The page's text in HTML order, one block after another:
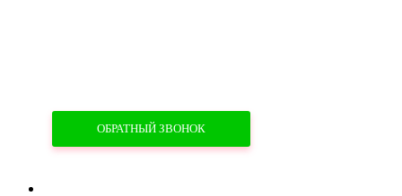
ОБРАТНЫЙ ЗВОНОК